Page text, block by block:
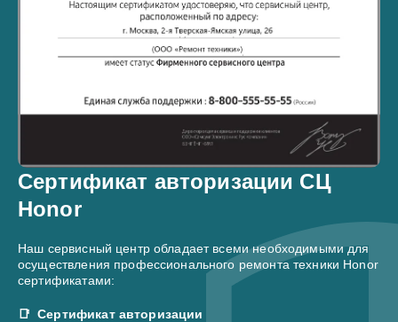
Сертификат авторизации СЦ
Honor
Наш сервисный центр обладает всеми необходимыми для
осуществления профессионального ремонта техники Honor
сертификатами:
Сертификат авторизации